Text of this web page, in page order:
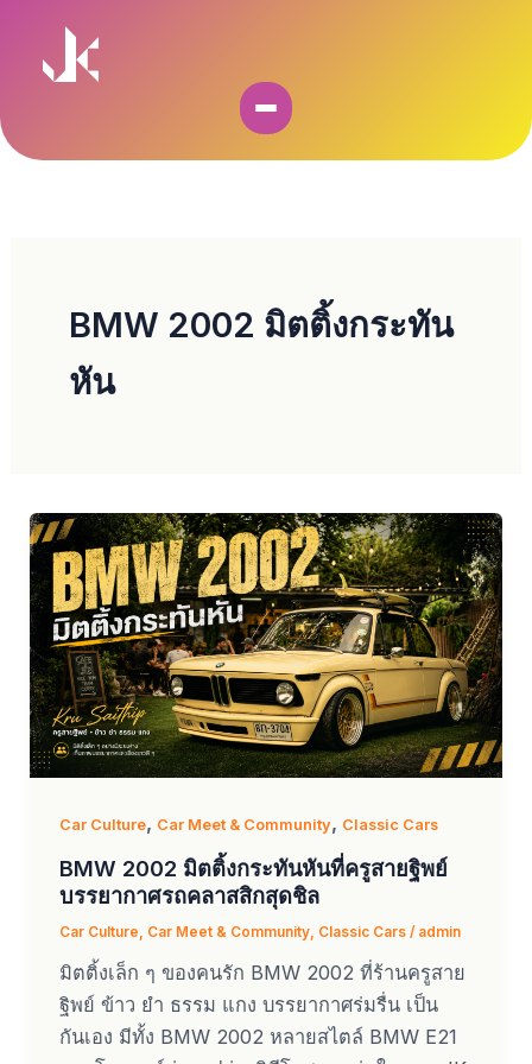
content
BMW 2002 มิตติ้งกระทัน
หัน
Car Culture, Car Meet & Community, Classic Cars
BMW 2002 มิตติ้งกระทันหันที่ครูสายฐิพย์
บรรยากาศรถคลาสสิกสุดชิล
Car Culture, Car Meet & Community, Classic Cars/ admin
มิตติ้งเล็ก ๆ ของคนรัก BMW 2002 ที่ร้านครูสาย
ฐิพย์ ข้าว ยำ ธรรม แกง บรรยากาศร่มรื่น เป็น
กันเอง มีทั้ง BMW 2002 หลายสไตล์ BMW E21